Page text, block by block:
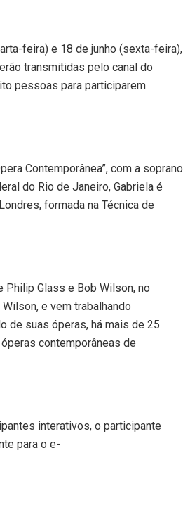
feira) e 18 de junho (sexta-feira),
transmitidas pelo canal do
pessoas para participarem
Contemporânea”, com a soprano
do Rio de Janeiro, Gabriela é
formada na Técnica de
Philip Glass e Bob Wilson, no
e vem trabalhando
de suas óperas, há mais de 25
contemporâneas de
interativos, o participante
para o e-